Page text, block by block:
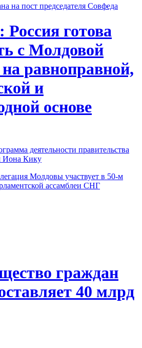
готова
с Молдовой
равноправной,
и
основе
деятельности правительства
Иона Кику
Молдовы участвует в 50-м
ассамблеи СНГ
граждан
40 млрд